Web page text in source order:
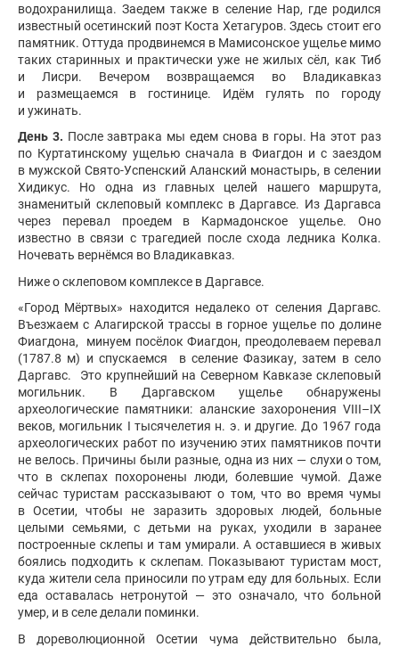
водохранилища. Заедем также в селение Нар, где родился
известный осетинский поэт Коста Хетагуров. Здесь стоит его
памятник. Оттуда продвинемся в Мамисонское ущелье мимо
таких старинных и практически уже не жилых сёл, как Тиб
и Лисри. Вечером возвращаемся во Владикавказ
и размещаемся в гостинице. Идём гулять по городу
и ужинать.
День 3. После завтрака мы едем снова в горы. На этот раз
по Куртатинскому ущелью сначала в Фиагдон и с заездом
в мужской Свято-Успенский Аланский монастырь, в селении
Хидикус. Но одна из главных целей нашего маршрута,
знаменитый склеповый комплекс в Даргавсе. Из Даргавса
через перевал проедем в Кармадонское ущелье. Оно
известно в связи с трагедией после схода ледника Колка.
Ночевать вернёмся во Владикавказ.
Ниже о склеповом комплексе в Даргавсе.
«Город Мёртвых» находится недалеко от селения Даргавс.
Въезжаем с Алагирской трассы в горное ущелье по долине
Фиагдона, минуем посёлок Фиагдон, преодолеваем перевал
(1787.8 м) и спускаемся в селение Фазикау, затем в село
Даргавс. Это крупнейший на Северном Кавказе склеповый
могильник. В Даргавском ущелье обнаружены
археологические памятники: аланские захоронения VIII–IX
веков, могильник I тысячелетия н. э. и другие. До 1967 года
археологических работ по изучению этих памятников почти
не велось. Причины были разные, одна из них — слухи о том,
что в склепах похоронены люди, болевшие чумой. Даже
сейчас туристам рассказывают о том, что во время чумы
в Осетии, чтобы не заразить здоровых людей, больные
целыми семьями, с детьми на руках, уходили в заранее
построенные склепы и там умирали. А оставшиеся в живых
боялись подходить к склепам. Показывают туристам мост,
куда жители села приносили по утрам еду для больных. Если
еда оставалась нетронутой — это означало, что больной
умер, и в селе делали поминки.
В дореволюционной Осетии чума действительно была,